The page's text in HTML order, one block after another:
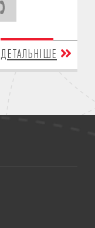
ДЕТАЛЬНІШЕ